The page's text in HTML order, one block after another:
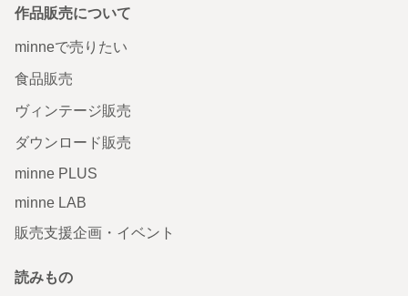
作品販売について
minneで売りたい
食品販売
ヴィンテージ販売
ダウンロード販売
minne PLUS
minne LAB
販売支援企画・イベント
読みもの